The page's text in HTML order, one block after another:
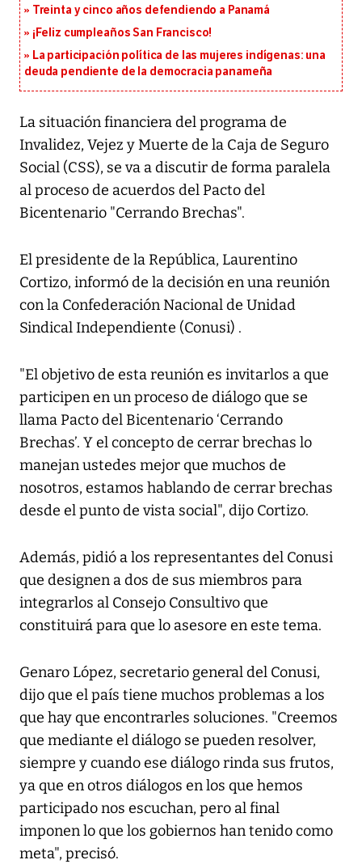
Treinta y cinco años defendiendo a Panamá
¡Feliz cumpleaños San Francisco!
La participación política de las mujeres indígenas: una
deuda pendiente de la democracia panameña
La situación financiera del programa de
Invalidez, Vejez y Muerte de la Caja de Seguro
Social (CSS), se va a discutir de forma paralela
al proceso de acuerdos del Pacto del
Bicentenario "Cerrando Brechas".
El presidente de la República, Laurentino
Cortizo, informó de la decisión en una reunión
con la Confederación Nacional de Unidad
Sindical Independiente (Conusi) .
"El objetivo de esta reunión es invitarlos a que
participen en un proceso de diálogo que se
llama Pacto del Bicentenario ‘Cerrando
Brechas’. Y el concepto de cerrar brechas lo
manejan ustedes mejor que muchos de
nosotros, estamos hablando de cerrar brechas
desde el punto de vista social", dijo Cortizo.
Además, pidió a los representantes del Conusi
que designen a dos de sus miembros para
integrarlos al Consejo Consultivo que
constituirá para que lo asesore en este tema.
Genaro López, secretario general del Conusi,
dijo que el país tiene muchos problemas a los
que hay que encontrarles soluciones. "Creemos
que mediante el diálogo se pueden resolver,
siempre y cuando ese diálogo rinda sus frutos,
ya que en otros diálogos en los que hemos
participado nos escuchan, pero al final
imponen lo que los gobiernos han tenido como
meta", precisó.